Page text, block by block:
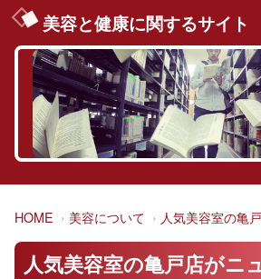
美容と健康に関するサイト
HOME 美容について 人気美容室の亀
人気美容室の亀戸店がニ